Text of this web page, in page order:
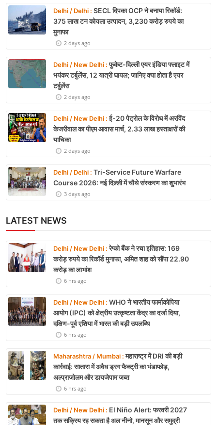
Delhi / Delhi : SECL दिपका OCP ने बनाया रिकॉर्ड:
375 लाख टन कोयला उत्पादन, 3,230 करोड़ रुपये का
मुनाफा
2 days ago
Delhi / New Delhi :फुकेट-दिल्ली एयर इंडिया फ्लाइट में
भयंकर टर्बुलेंस, 12 यात्री घायल; जानिए क्या होता है एयर
टर्बुलेंस
2 days ago
Delhi / New Delhi :ई-20 पेट्रोल के विरोध में अरविंद
केजरीवाल का पीएम आवास मार्च, 2.33 लाख हस्ताक्षरों की
याचिका
2 days ago
Delhi / Delhi : Tri-Service Future Warfare
Course 2026: नई दिल्ली में चौथे संस्करण का शुभारंभ
3 days ago
LATEST NEWS
Delhi / New Delhi :रेप्को बैंक ने रचा इतिहास: 169
करोड़ रुपये का रिकॉर्ड मुनाफा, अमित शाह को सौंपा 22.90
करोड़ का लाभांश
6 hrs ago
Delhi / New Delhi : WHO ने भारतीय फार्माकोपिया
आयोग (IPC) को क्षेत्रीय उत्कृष्टता केंद्र का दर्जा दिया,
दक्षिण-पूर्व एशिया में भारत की बड़ी उपलब्धि
6 hrs ago
Maharashtra / Mumbai :महाराष्ट्र में DRI की बड़ी
कार्रवाई: सातारा में अवैध ड्रग फैक्ट्री का भंडाफोड़,
अल्प्राजोलम और डायजेपाम जब्त
6 hrs ago
Delhi / New Delhi : El Niño Alert: फरवरी 2027
तक सक्रिय रह सकता है अल नीनो, मानसून और समुद्री